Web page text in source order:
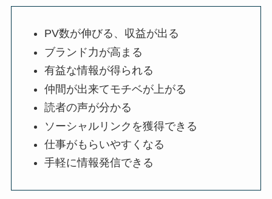
PV数が伸びる、収益が出る
ブランド力が高まる
有益な情報が得られる
仲間が出来てモチベが上がる
読者の声が分かる
ソーシャルリンクを獲得できる
仕事がもらいやすくなる
手軽に情報発信できる